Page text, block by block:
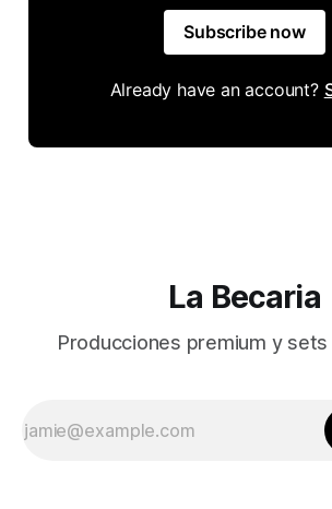
Subscribe now
Already have an account?
La Becaria
Producciones premium y